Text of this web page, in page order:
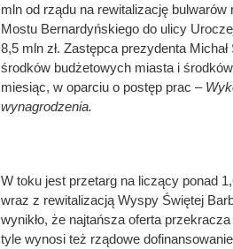
mln od rządu na rewitalizację
Mostu Bernardyńskiego do ulicy
8,5 mln zł. Zastępca prezydenta
środków budżetowych miasta i
miesiąc, w oparciu o postęp prac –
wynagrodzenia.
W toku jest przetarg na liczący ponad
wraz z rewitalizacją Wyspy Świętej
wynikło, że najtańsza oferta
tyle wynosi też rządowe